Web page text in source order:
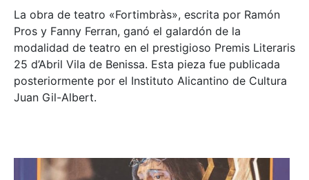
La obra de teatro «Fortimbràs», escrita por Ramón
Pros y Fanny Ferran, ganó el galardón de la
modalidad de teatro en el prestigioso Premis Literaris
25 d’Abril Vila de Benissa. Esta pieza fue publicada
posteriormente por el Instituto Alicantino de Cultura
Juan Gil-Albert.